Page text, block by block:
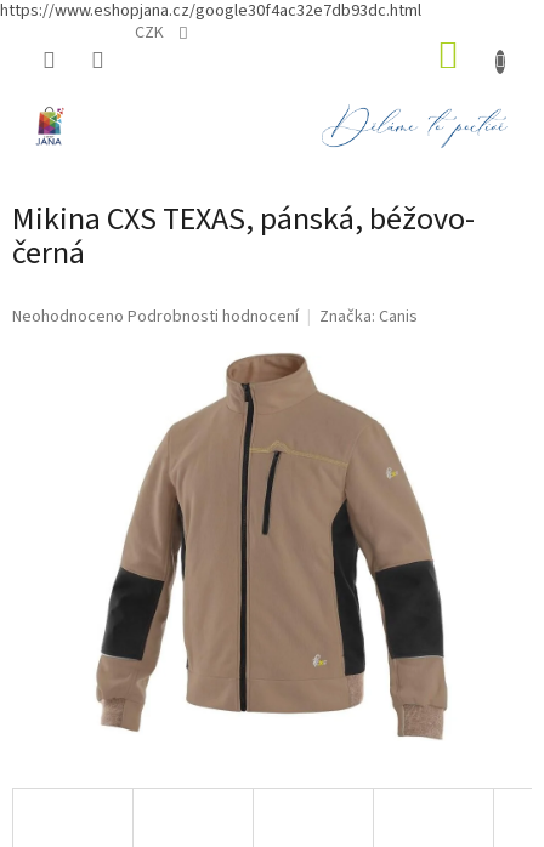
https://www.eshopjana.cz/google30f4ac32e7db93dc.html
CZK
Mikina CXS TEXAS, pánská, béžovo-
černá
Průměrné
Neohodnoceno Podrobnosti hodnocení Značka: Canis